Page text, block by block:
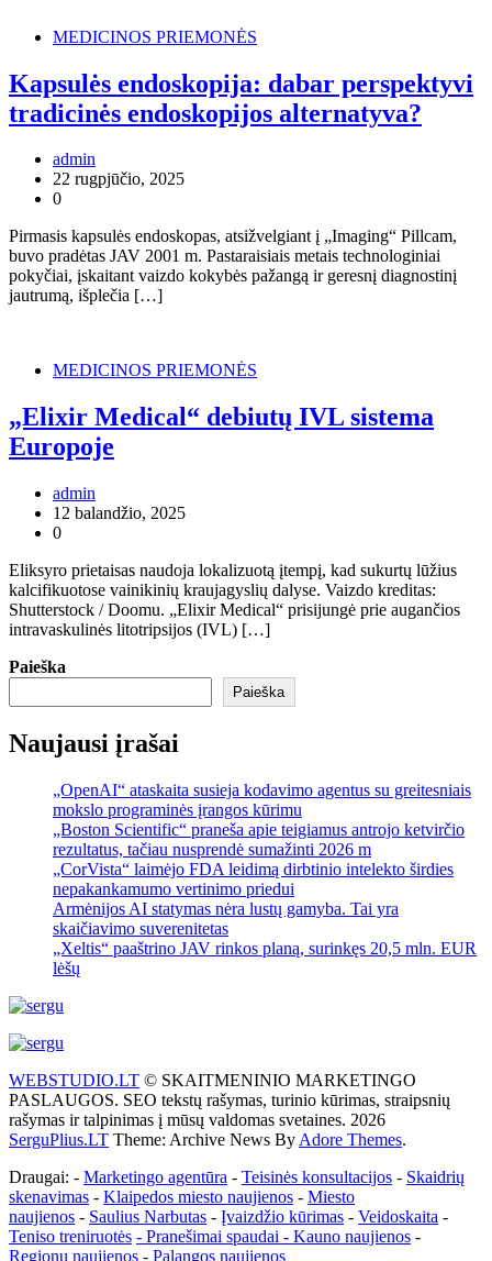
MEDICINOS PRIEMONĖS
Kapsulės endoskopija: dabar perspektyvi
tradicinės endoskopijos alternatyva?
admin
22 rugpjūčio, 2025
0
Pirmasis kapsulės endoskopas, atsižvelgiant į „Imaging“ Pillcam,
buvo pradėtas JAV 2001 m. Pastaraisiais metais technologiniai
pokyčiai, įskaitant vaizdo kokybės pažangą ir geresnį diagnostinį
jautrumą, išplečia […]
MEDICINOS PRIEMONĖS
„Elixir Medical“ debiutų IVL sistema
Europoje
admin
12 balandžio, 2025
0
Eliksyro prietaisas naudoja lokalizuotą įtempį, kad sukurtų lūžius
kalcifikuotose vainikinių kraujagyslių dalyse. Vaizdo kreditas:
Shutterstock / Doomu. „Elixir Medical“ prisijungė prie augančios
intravaskulinės litotripsijos (IVL) […]
Paieška
Paieška
Naujausi įrašai
„OpenAI“ ataskaita susieja kodavimo agentus su greitesniais
mokslo programinės įrangos kūrimu
„Boston Scientific“ praneša apie teigiamus antrojo ketvirčio
rezultatus, tačiau nusprendė sumažinti 2026 m
„CorVista“ laimėjo FDA leidimą dirbtinio intelekto širdies
nepakankamumo vertinimo priedui
Armėnijos AI statymas nėra lustų gamyba. Tai yra
skaičiavimo suverenitetas
„Xeltis“ paaštrino JAV rinkos planą, surinkęs 20,5 mln. EUR
lėšų
WEBSTUDIO.LT © SKAITMENINIO MARKETINGO
PASLAUGOS. SEO tekstų rašymas, turinio kūrimas, straipsnių
rašymas ir talpinimas į mūsų valdomas svetaines. 2026
SerguPlius.LT Theme: Archive News By Adore Themes.
Draugai: - Marketingo agentūra - Teisinės konsultacijos - Skaidrių
skenavimas - Klaipedos miesto naujienos - Miesto
naujienos - Saulius Narbutas - Įvaizdžio kūrimas - Veidoskaita -
Teniso treniruotės - Pranešimai spaudai - Kauno naujienos -
Regionų naujienos - Palangos naujienos